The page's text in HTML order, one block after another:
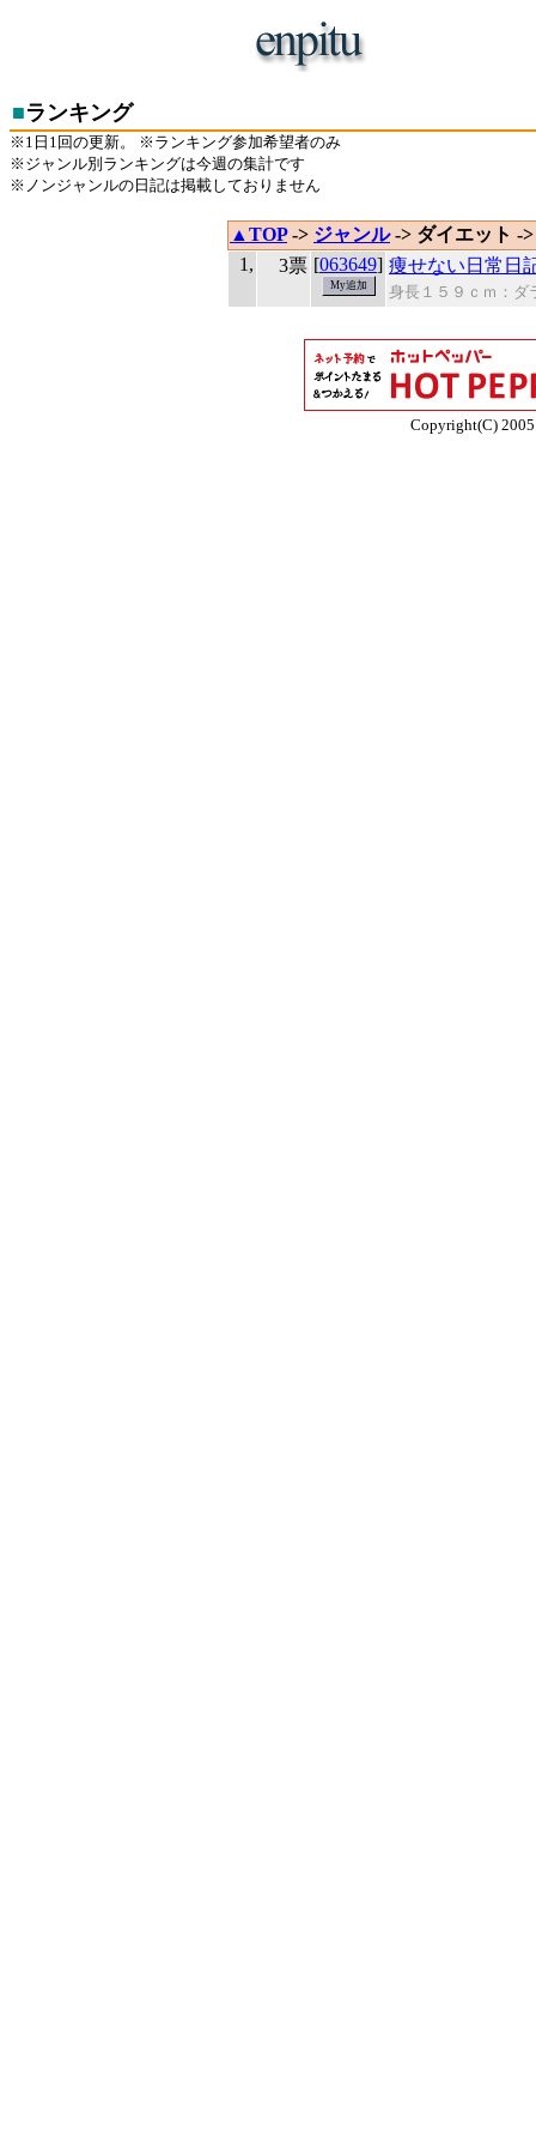
■ランキング
※1日1回の更新。 ※ランキング参加希望者のみ
※ジャンル別ランキングは今週の集計です
※ノンジャンルの日記は掲載しておりません
▲TOP-> ジャンル-> ダイエット -
1,
3票 [063649] 痩せない日常日
身長１５９ｃｍ：
Copyright(C)